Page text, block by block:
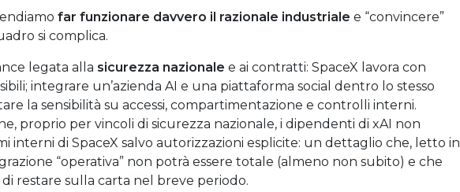
far funzionare davvero il razionale industriale e “convincere”
si complica.
legata alla sicurezza nazionale e ai contratti: SpaceX lavora con
integrare un’azienda AI e una piattaforma social dentro lo stesso
la sensibilità su accessi, compartimentazione e controlli interni.
proprio per vincoli di sicurezza nazionale, i dipendenti di xAI non
interni di SpaceX salvo autorizzazioni esplicite: un dettaglio che, letto in
“operativa” non potrà essere totale (almeno non subito) e che
restare sulla carta nel breve periodo.